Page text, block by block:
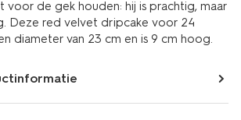
voor de gek houden: hij is prachtig, maar
Deze red velvet dripcake voor 24
diameter van 23 cm en is 9 cm hoog.